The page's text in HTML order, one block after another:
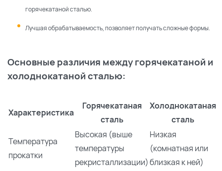
горячекатаной сталью.
Лучшая обрабатываемость, позволяет получать сложные формы.
Основные различия между горячекатаной и
холоднокатаной сталью:
Характеристика
Горячекатаная
сталь
Холоднокатаная
сталь
Температура
прокатки
Высокая (выше
температуры
рекристаллизации)
Низкая
(комнатная или
близкая к ней)